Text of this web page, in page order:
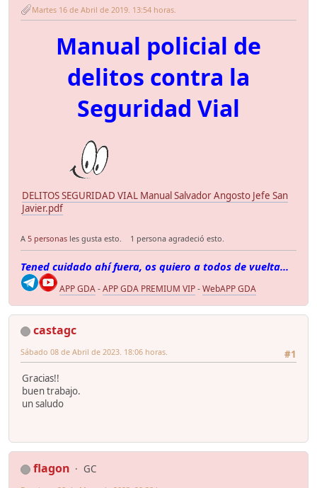
Martes 16 de Abril de 2019. 13:54 horas.
Manual policial de
delitos contra la
Seguridad Vial
DELITOS SEGURIDAD VIAL Manual Salvador Angosto Jefe San
Javier.pdf
A 5 personas les gusta esto. 1 persona agradeció esto.
Tened cuidado ahí fuera, os quiero a todos de vuelta...
APP GDA-APP GDA PREMIUM VIP-WebAPP GDA
castagc
#1
Sábado 08 de Abril de 2023. 18:06 horas.
Gracias!!
buen trabajo.
un saludo
flagon
GC